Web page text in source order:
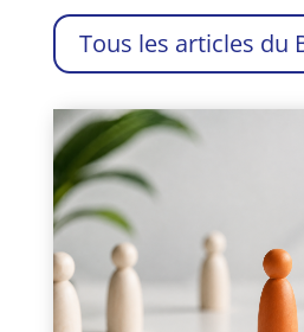
Tous les articles du